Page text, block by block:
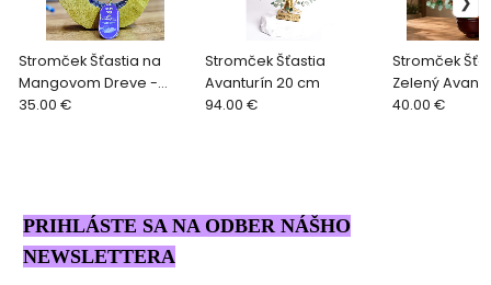
Stromček Šťastia na
Mangovom Dreve -
Ametyst 60 kamienkov
35.00 €
Stromček Šťastia
Avanturín 20 cm
94.00 €
Stromček
Zelený
40.00 €
PRIHLÁSTE SA NA ODBER NÁŠHO
NEWSLETTERA